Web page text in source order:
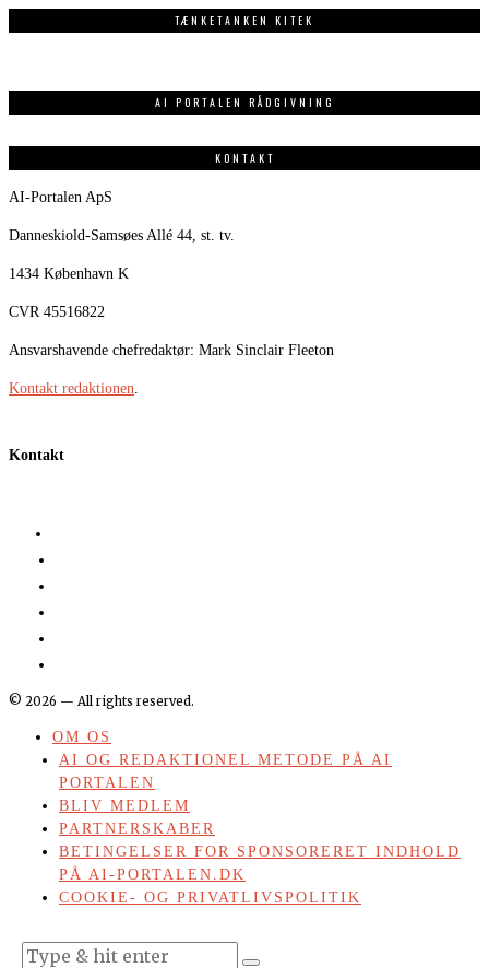
TÆNKETANKEN KITEK
AI PORTALEN RÅDGIVNING
KONTAKT
AI-Portalen ApS
Danneskiold-Samsøes Allé 44, st. tv.
1434 København K
CVR 45516822
Ansvarshavende chefredaktør: Mark Sinclair Fleeton
Kontakt redaktionen
Kontakt
© 2026 — All rights reserved.
OM OS
AI OG REDAKTIONEL METODE PÅ AI
PORTALEN
BLIV MEDLEM
PARTNERSKABER
BETINGELSER FOR SPONSORERET INDHOLD
PÅ AI-PORTALEN.DK
COOKIE- OG PRIVATLIVSPOLITIK